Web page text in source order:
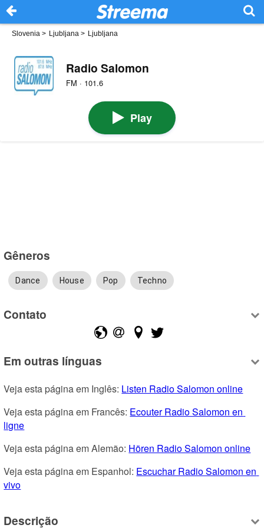
Slovenia > Ljubljana > Ljubljana
Radio Salomon
FM · 101.6
Play
Gêneros
Dance House Pop Techno
Contato
Em outras línguas
Veja esta página em Inglês: Listen Radio Salomon online
Veja esta página em Francês: Ecouter Radio Salomon en
ligne
Veja esta página em Alemão: Hören Radio Salomon online
Veja esta página em Espanhol: Escuchar Radio Salomon en
vivo
Descrição